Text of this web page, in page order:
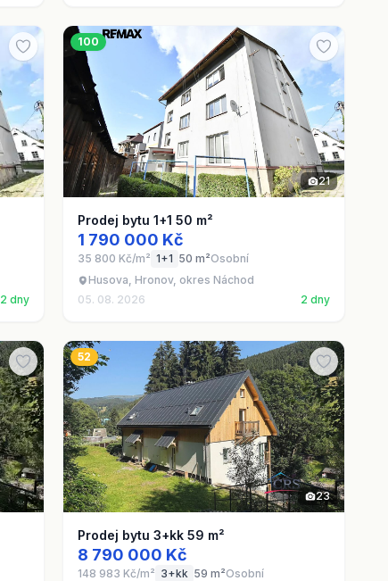
2 dny
100
21
Prodej bytu 1+1 50 m²
1 790 000 Kč
35 800 Kč/m² 1+1 50 m²Osobní
Husova, Hronov, okres Náchod
05. 08. 2026
2 dny
52
23
Prodej bytu 3+kk 59 m²
8 790 000 Kč
148 983 Kč/m² 3+kk 59 m²Osobní